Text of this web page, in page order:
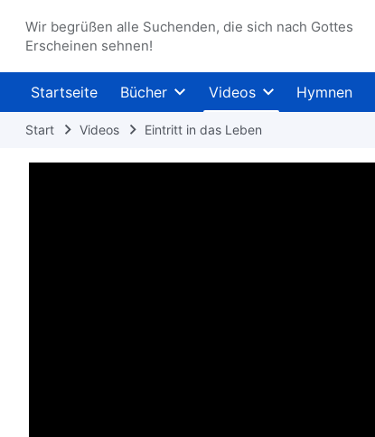
Wir begrüßen alle Suchenden, die sich nach Gottes
Erscheinen sehnen!
Startseite Bücher Videos Hymnen
Start Videos Eintritt in das Leben